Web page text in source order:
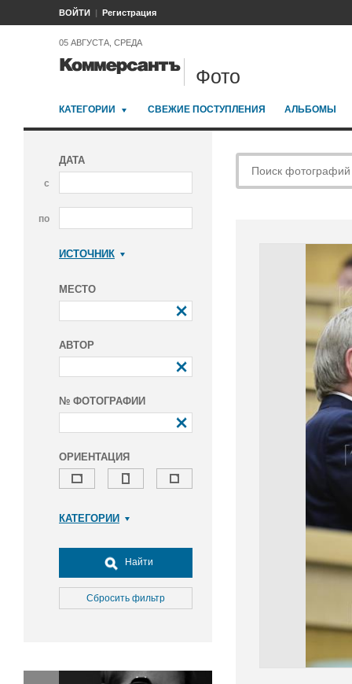
ВОЙТИ Регистрация
05 АВГУСТА, СРЕДА
Фото
КАТЕГОРИИ СВЕЖИЕ ПОСТУПЛЕНИЯ АЛЬБОМЫ
ДАТА
с
по
ИСТОЧНИК
МЕСТО
АВТОР
№ ФОТОГРАФИИ
ОРИЕНТАЦИЯ
КАТЕГОРИИ
Досуг, туризм и отдых
Культура
Медицина
Окружающая среда
Найти
Сбросить фильтр